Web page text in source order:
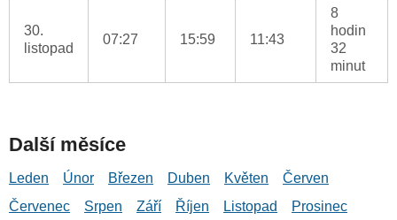
30.
listopad
07:27 15:59 11:43
8
hodin
32
minut
Další měsíce
Leden Únor Březen Duben Květen
Červen
Červenec
Srpen Září Říjen Listopad Prosinec